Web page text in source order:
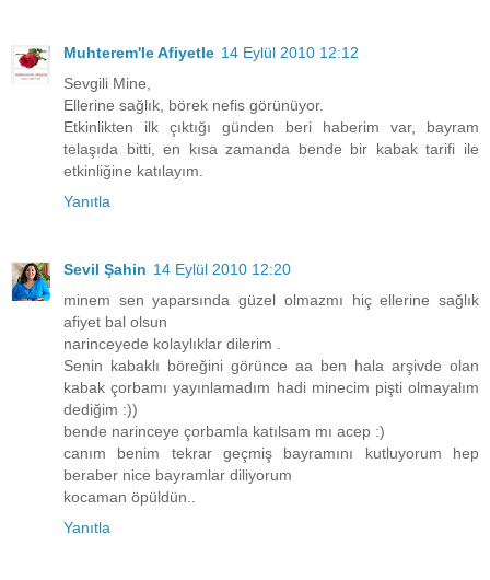
Muhterem'le Afiyetle 14 Eylül 2010 12:12
Sevgili Mine,
Ellerine sağlık, börek nefis görünüyor.
Etkinlikten ilk çıktığı günden beri haberim var, bayram
telaşıda bitti, en kısa zamanda bende bir kabak tarifi ile
etkinliğine katılayım.
Yanıtla
Sevil Şahin 14 Eylül 2010 12:20
minem sen yaparsında güzel olmazmı hiç ellerine sağlık
afiyet bal olsun
narinceyede kolaylıklar dilerim .
Senin kabaklı böreğini görünce aa ben hala arşivde olan
kabak çorbamı yayınlamadım hadi minecim pişti olmayalım
dediğim :))
bende narinceye çorbamla katılsam mı acep :)
canım benim tekrar geçmiş bayramını kutluyorum hep
beraber nice bayramlar diliyorum
kocaman öpüldün..
Yanıtla